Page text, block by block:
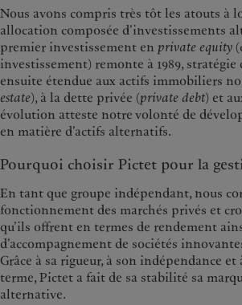
Nous avons compris très tôt les atouts à
allocation composée d’investissements
premier investissement en private equity
investissement) remonte à 1989, stratégie
ensuite étendue aux actifs immobiliers
estate), à la dette privée (private debt) et
évolution atteste notre volonté de
en matière d’actifs alternatifs.
Pourquoi choisir Pictet pour la
En tant que groupe indépendant, nous
fonctionnement des marchés privés et
qu’ils offrent en termes de rendement
d’accompagnement de sociétés
Grâce à sa rigueur, à son indépendance
terme, Pictet a fait de sa stabilité sa
alternative.